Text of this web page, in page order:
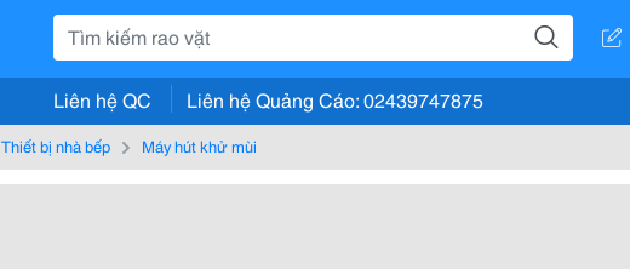
Liên hệ QC Liên hệ Quảng Cáo: 02439747875
Thiết bị nhà bếp Máy hút khử mùi